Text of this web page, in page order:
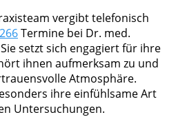
vergibt telefonisch
Termine bei Dr. med.
setzt sich engagiert für ihre
ihnen aufmerksam zu und
Atmosphäre.
ihre einfühlsame Art
Untersuchungen.